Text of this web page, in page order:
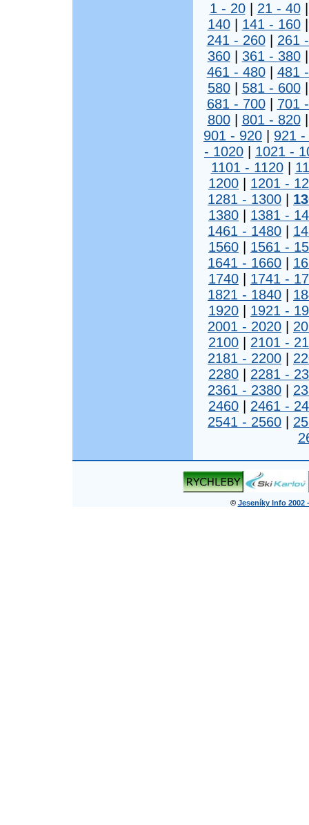
1 - 20| 21 - 40
140| 141 - 160
241 - 260| 261
360| 361 - 380
461 - 480| 481
580| 581 - 600
681 - 700| 701
800| 801 - 820
901 - 920
921 -
- 1020
1021 -
1101 - 1120|
1200
1201 -
1281 - 1300
1380
1381 -
1461 - 1480
1560
1561 -
1641 - 1660
1740
1741 -
1821 - 1840
1920
1921 -
2001 - 2020
2100
2101 -
2181 - 2200
2280
2281 -
2361 - 2380
2460
2461 -
2541 - 2560
© Jeseníky Info 2002